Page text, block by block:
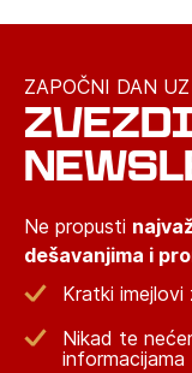
ZAPOČNI DAN
Ne propusti
dešavanjima i
Kratki
Nikad te
informacijama